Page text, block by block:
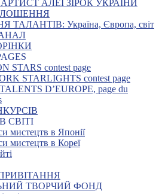
АЛЕЇ ЗІРОК УКРАЇНИ
Україна, Європа, світ
STARS contest page
STARLIGHTS contest page
D’EUROPE, page du
СВІТІ
мистецтв в Японії
мистецтв в Кореї
ТВОРЧИЙ ФОНД